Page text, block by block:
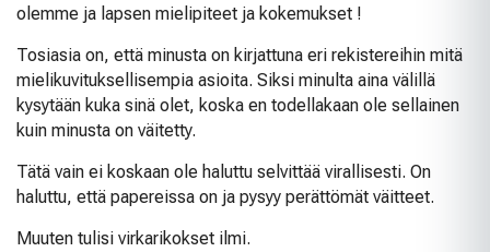
olemme ja lapsen mielipiteet ja kokemukset !
Tosiasia on, että minusta on kirjattuna eri rekistereihin mitä
mielikuvituksellisempia asioita. Siksi minulta aina välillä
kysytään kuka sinä olet, koska en todellakaan ole sellainen
kuin minusta on väitetty.
Tätä vain ei koskaan ole haluttu selvittää virallisesti. On
haluttu, että papereissa on ja pysyy perättömät väitteet.
Muuten tulisi virkarikokset ilmi.